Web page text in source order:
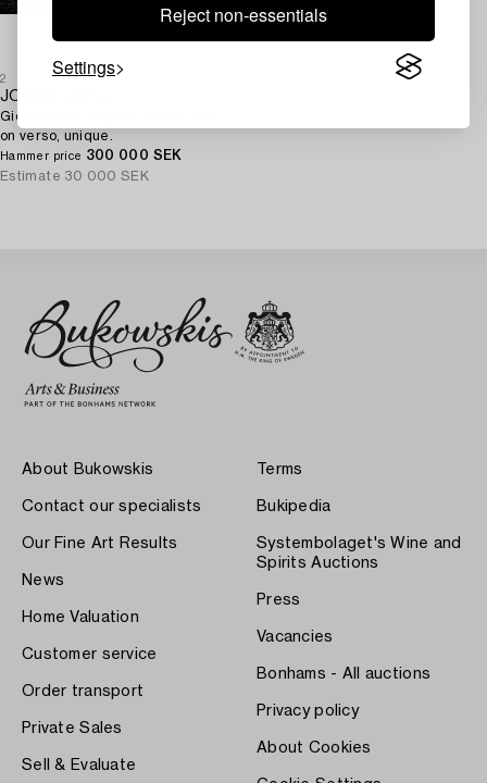
Reject non-essentials
Settings
2
JONAS LINELL,
Giclée-print, signed Jonas Linell
on verso, unique.
Hammer price 300 000 SEK
Estimate 30 000 SEK
About Bukowskis
Contact our specialists
Our Fine Art Results
News
Home Valuation
Customer service
Order transport
Private Sales
Sell & Evaluate
Terms
Bukipedia
Systembolaget's Wine and
Spirits Auctions
Press
Vacancies
Bonhams - All auctions
Privacy policy
About Cookies